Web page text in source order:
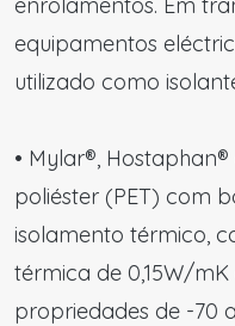
equipamentos
utilizado como
• Mylar®,
poliéster (PET) com
isolamento térmico,
térmica de 0,15W/
propriedades de -70 a